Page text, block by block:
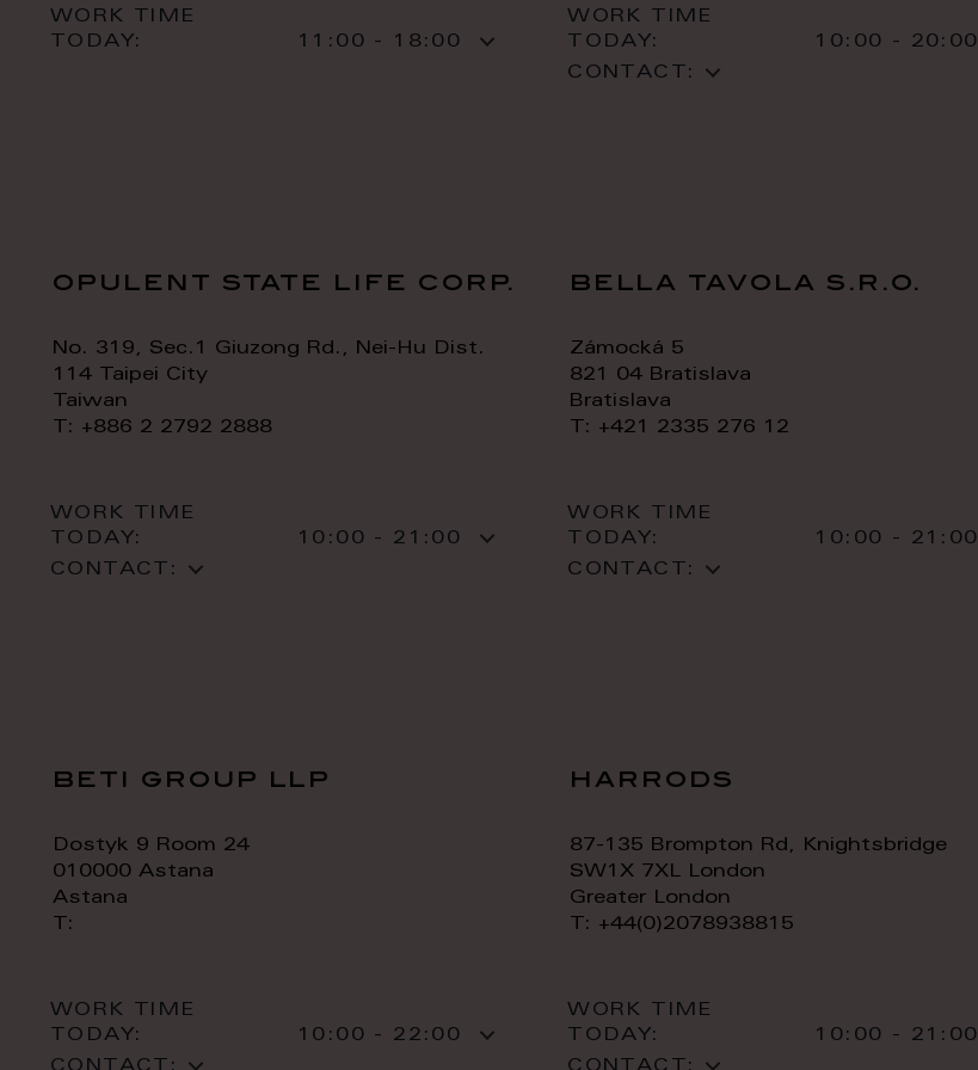
WORK TIME
TODAY:
11:00 - 18:00
WORK TIME
TODAY:
10:00 - 20:00
CONTACT:
opulent state life corp.
No. 319, Sec.1 Giuzong Rd., Nei-Hu Dist.
114 Taipei City
Taiwan
T: +886 2 2792 2888
WORK TIME
TODAY:
10:00 - 21:00
CONTACT:
bella tavola s.r.o.
Zámocká 5
821 04 Bratislava
Bratislava
T: +421 2335 276 12
WORK TIME
TODAY:
10:00 - 21:00
CONTACT:
beti group llp
Dostyk 9 Room 24
010000 Astana
Astana
T:
WORK TIME
TODAY:
10:00 - 22:00
harrods
87-135 Brompton Rd, Knightsbridge
SW1X 7XL London
Greater London
T: +44(0)2078938815
WORK TIME
TODAY:
10:00 - 21:00